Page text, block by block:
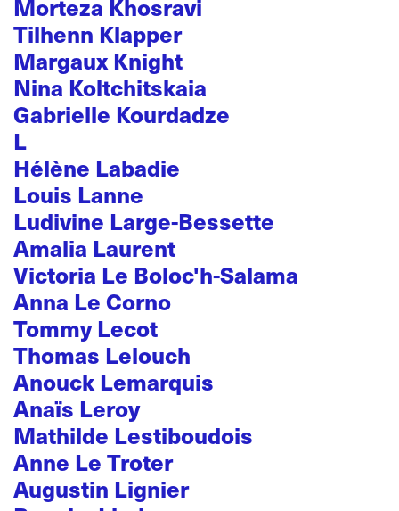
Morteza Khosravi
Tilhenn Klapper
Margaux Knight
Nina Koltchitskaia
Gabrielle Kourdadze
L
Hélène Labadie
Louis Lanne
Ludivine Large-Bessette
Amalia Laurent
Victoria Le Boloc'h-Salama
Anna Le Corno
Tommy Lecot
Thomas Lelouch
Anouck Lemarquis
Anaïs Leroy
Mathilde Lestiboudois
Anne Le Troter
Augustin Lignier